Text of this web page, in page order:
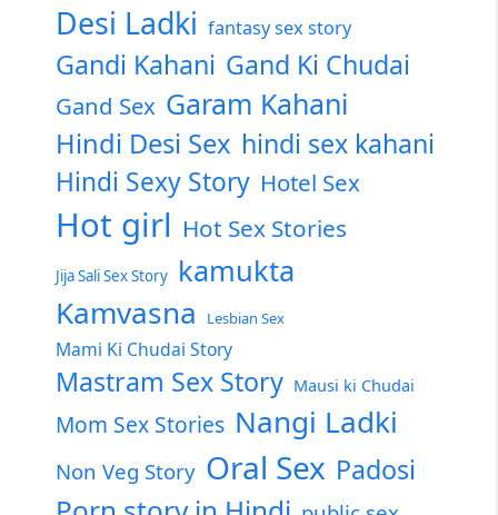
Desi Ladki fantasy sex story
Gandi Kahani Gand Ki Chudai
Gand Sex Garam Kahani
Hindi Desi Sex hindi sex kahani
Hindi Sexy Story Hotel Sex
Hot girl Hot Sex Stories
Jija Sali Sex Story kamukta
Kamvasna Lesbian Sex
Mami Ki Chudai Story
Mastram Sex Story Mausi ki Chudai
Mom Sex Stories Nangi Ladki
Non Veg Story Oral Sex Padosi